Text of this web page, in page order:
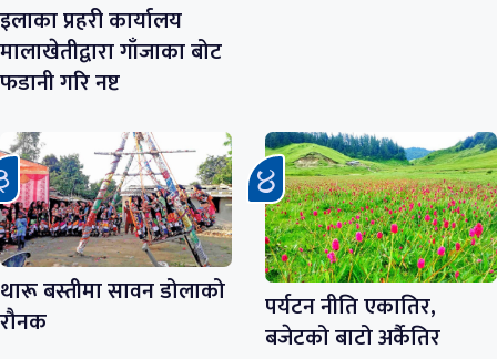
इलाका प्रहरी कार्यालय
मालाखेतीद्वारा गाँजाका बोट
फडानी गरि नष्ट
थारू बस्तीमा सावन डोलाको
रौनक
पर्यटन नीति एकातिर,
बजेटको बाटो अर्कैतिर